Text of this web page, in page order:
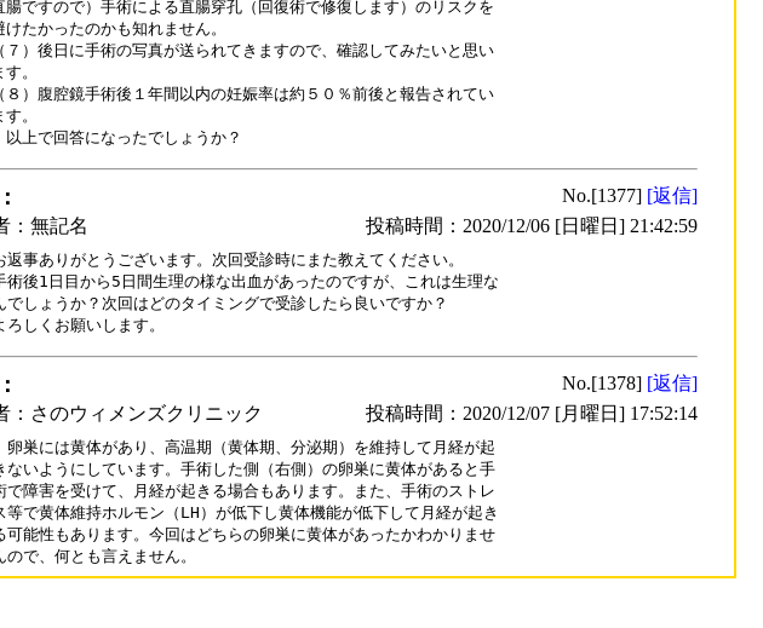
腸ですので）手術による直腸穿孔（回復術で修復します）のリスクを
けたかったのかも知れません。
（７）後日に手術の写真が送られてきますので、確認してみたいと思い
す。
（８）腹腔鏡手術後１年間以内の妊娠率は約５０％前後と報告されてい
す。
以上で回答になったでしょうか？
No.[1377] [返信]
：無記名
投稿時間：2020/12/06 [日曜日] 21:42:59
返事ありがとうございます。次回受診時にまた教えてください。
術後1日目から5日間生理の様な出血があったのですが、これは生理な
でしょうか？次回はどのタイミングで受診したら良いですか？
ろしくお願いします。
No.[1378] [返信]
：さのウィメンズクリニック
投稿時間：2020/12/07 [月曜日] 17:52:14
卵巣には黄体があり、高温期（黄体期、分泌期）を維持して月経が起
ないようにしています。手術した側（右側）の卵巣に黄体があると手
で障害を受けて、月経が起きる場合もあります。また、手術のストレ
等で黄体維持ホルモン（LH）が低下し黄体機能が低下して月経が起き
可能性もあります。今回はどちらの卵巣に黄体があったかわかりませ
ので、何とも言えません。